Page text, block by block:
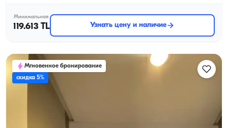
Минимальная
119.613 TL Узнать цену и наличие
Мгновенное бронирование
скидка 5%